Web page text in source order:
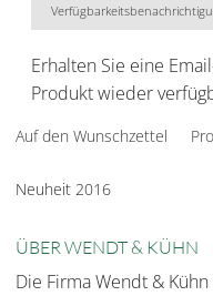
Erhalten Sie eine
Produkt wieder
Auf den Wunschzettel
Neuheit 2016
ÜBER WENDT & KÜHN
Die Firma Wendt &